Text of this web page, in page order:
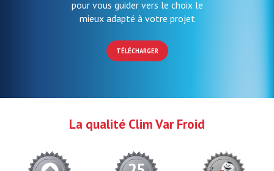
pour vous guider vers le choix le
mieux adapté à votre projet
TÉLÉCHARGER
La qualité Clim Var Froid